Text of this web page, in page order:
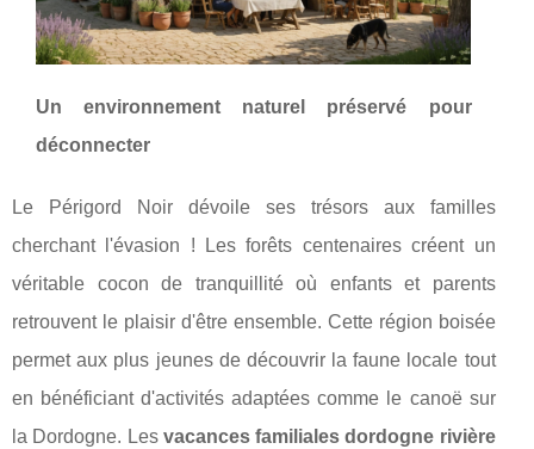
Un environnement naturel préservé pour
déconnecter
Le Périgord Noir dévoile ses trésors aux familles
cherchant l'évasion ! Lesforêts centenaires créent un
véritable cocon de tranquillité où enfants et parents
retrouvent le plaisir d'être ensemble. Cette région boisée
permet aux plus jeunes de découvrir la faune locale tout
en bénéficiant d'activités adaptées comme le canoë sur
la Dordogne. Les vacances familiales dordogne rivière